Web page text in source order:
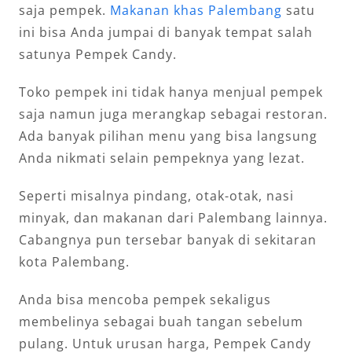
saja pempek. Makanan khas Palembang satu
ini bisa Anda jumpai di banyak tempat salah
satunya Pempek Candy.
Toko pempek ini tidak hanya menjual pempek
saja namun juga merangkap sebagai restoran.
Ada banyak pilihan menu yang bisa langsung
Anda nikmati selain pempeknya yang lezat.
Seperti misalnya pindang, otak-otak, nasi
minyak, dan makanan dari Palembang lainnya.
Cabangnya pun tersebar banyak di sekitaran
kota Palembang.
Anda bisa mencoba pempek sekaligus
membelinya sebagai buah tangan sebelum
pulang. Untuk urusan harga, Pempek Candy